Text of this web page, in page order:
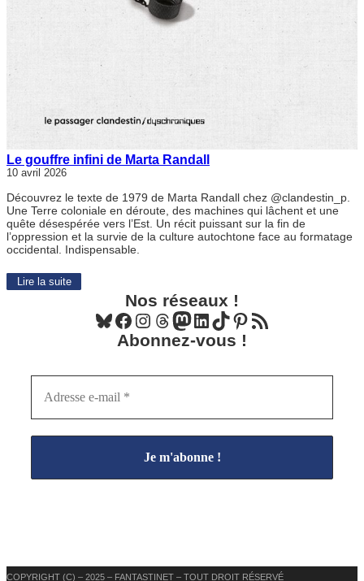
Le gouffre infini de Marta Randall
10 avril 2026
Découvrez le texte de 1979 de Marta Randall chez @clandestin_p.
Une Terre coloniale en déroute, des machines qui lâchent et une
quête désespérée vers l’Est. Un récit puissant sur la fin de
l’oppression et la survie de la culture autochtone face au formatage
occidental. Indispensable.
Lire la suite
Nos réseaux !
Bluesky Facebook Instagram Threads Mastodon LinkedIn TikTok Pinterest Flux RSS
Abonnez-vous !
COPYRIGHT (C) – 2025 – FANTASTINET – TOUT DROIT RÉSERVÉ